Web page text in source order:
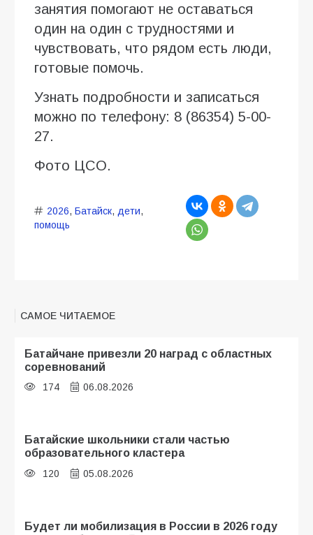
занятия помогают не оставаться
один на один с трудностями и
чувствовать, что рядом есть люди,
готовые помочь.
Узнать подробности и записаться
можно по телефону: 8 (86354) 5-00-
27.
Фото ЦСО.
2026, Батайск, дети,
помощь
САМОЕ ЧИТАЕМОЕ
Батайчане привезли 20 наград с областных
соревнований
174 06.08.2026
Батайские школьники стали частью
образовательного кластера
120 05.08.2026
Будет ли мобилизация в России в 2026 году